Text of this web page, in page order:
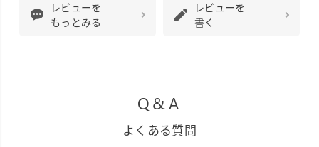
レビューを
もっとみる
レビューを
書く
Q&A
よくある質問